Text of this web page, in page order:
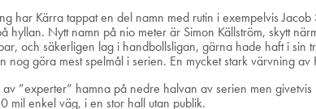
har Kärra tappat en del namn med rutin i exempelvis
hyllan. Nytt namn på nio meter är Simon Källström, skytt
och säkerligen lag i handbollsligan, gärna hade haft i sin
nog göra mest spelmål i serien. En mycket stark värvning av
av ”experter” hamna på nedre halvan av serien men
mil enkel väg, i en stor hall utan publik.